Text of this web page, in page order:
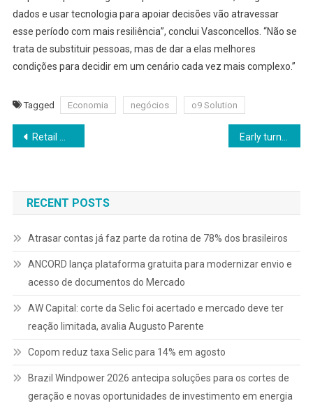
dados e usar tecnologia para apoiar decisões vão atravessar
esse período com mais resiliência”, conclui Vasconcellos. “Não se
trata de substituir pessoas, mas de dar a elas melhores
condições para decidir em um cenário cada vez mais complexo.”
Tagged Economia negócios o9 Solution
Navegação
Post
Retail media avança em 2026 com IA, análise de dados e cupons no topo da venda Early turnover: por que muitos profissionais saem antes dos primeiros seis meses
RECENT POSTS
Atrasar contas já faz parte da rotina de 78% dos brasileiros
ANCORD lança plataforma gratuita para modernizar envio e
acesso de documentos do Mercado
AW Capital: corte da Selic foi acertado e mercado deve ter
reação limitada, avalia Augusto Parente
Copom reduz taxa Selic para 14% em agosto
Brazil Windpower 2026 antecipa soluções para os cortes de
geração e novas oportunidades de investimento em energia